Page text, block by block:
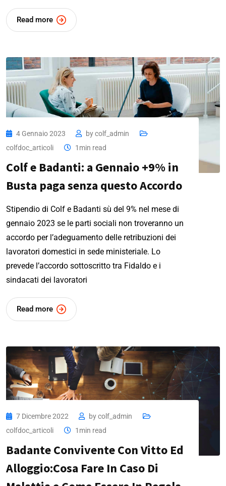
Read more
4 Gennaio 2023 bycolf_admin
colfdoc_articoli
1min read
Colf e Badanti: a Gennaio +9% in
Busta paga senza questo Accordo
Stipendio di Colf e Badanti sù del 9% nel mese di
gennaio 2023 se le parti sociali non troveranno un
accordo per l’adeguamento delle retribuzioni dei
lavoratori domestici in sede ministeriale. Lo
prevede l’accordo sottoscritto tra Fidaldo e i
sindacati dei lavoratori
Read more
7 Dicembre 2022 bycolf_admin
colfdoc_articoli
1min read
Badante Convivente Con Vitto Ed
Alloggio:Cosa Fare In Caso Di